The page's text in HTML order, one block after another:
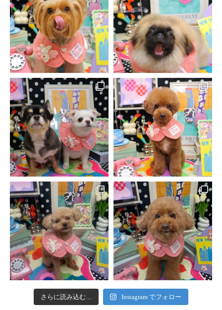
さらに読み込む... Instagram でフォロー